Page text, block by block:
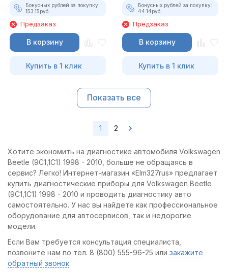
Бонусных рублей за покупку:
153.15руб.
Предзаказ
В корзину
Купить в 1 клик
Бонусных рублей за покупку:
44.14руб.
Предзаказ
В корзину
Купить в 1 клик
Показать все
1 2
Хотите экономить на диагностике автомобиля Volkswagen
Beetle (9C1,1C1) 1998 - 2010, больше не обращаясь в
сервис? Легко! Интернет-магазин «Elm327rus» предлагает
купить диагностические приборы для Volkswagen Beetle
(9C1,1C1) 1998 - 2010 и проводить диагностику авто
самостоятельно. У нас вы найдете как профессиональное
оборудование для автосервисов, так и недорогие
модели.
Если Вам требуется консультация специалиста,
позвоните нам по тел. 8 (800) 555-96-25 или закажите
обратный звонок.